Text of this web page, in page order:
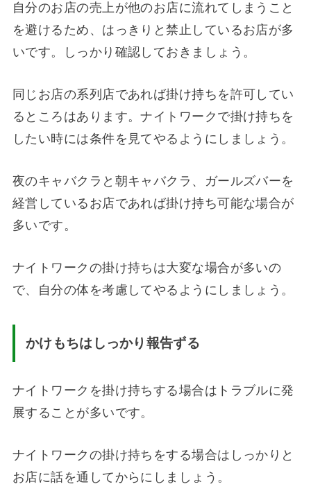
自分のお店の売上が他のお店に流れてしまうこと
を避けるため、はっきりと禁止しているお店が多
いです。しっかり確認しておきましょう。
同じお店の系列店であれば掛け持ちを許可してい
るところはあります。ナイトワークで掛け持ちを
したい時には条件を見てやるようにしましょう。
夜のキャバクラと朝キャバクラ、ガールズバーを
経営しているお店であれば掛け持ち可能な場合が
多いです。
ナイトワークの掛け持ちは大変な場合が多いの
で、自分の体を考慮してやるようにしましょう。
かけもちはしっかり報告ずる
ナイトワークを掛け持ちする場合はトラブルに発
展することが多いです。
ナイトワークの掛け持ちをする場合はしっかりと
お店に話を通してからにしましょう。